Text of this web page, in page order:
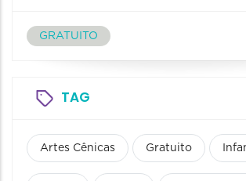
GRATUITO
TAG
Artes Cênicas Gratuito